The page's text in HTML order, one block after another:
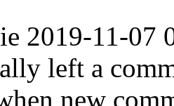
2019-11-07
left a
new